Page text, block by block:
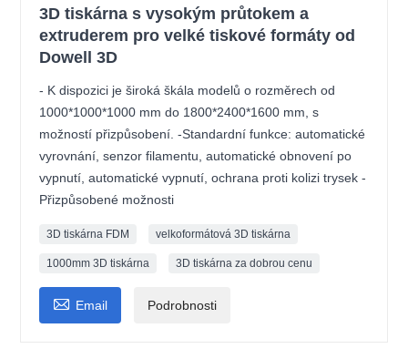
3D tiskárna s vysokým průtokem a
extruderem pro velké tiskové formáty od
Dowell 3D
- K dispozici je široká škála modelů o rozměrech od
1000*1000*1000 mm do 1800*2400*1600 mm, s
možností přizpůsobení. -Standardní funkce: automatické
vyrovnání, senzor filamentu, automatické obnovení po
vypnutí, automatické vypnutí, ochrana proti kolizi trysek -
Přizpůsobené možnosti
3D tiskárna FDM velkoformátová 3D tiskárna
1000mm 3D tiskárna 3D tiskárna za dobrou cenu
 Email Podrobnosti